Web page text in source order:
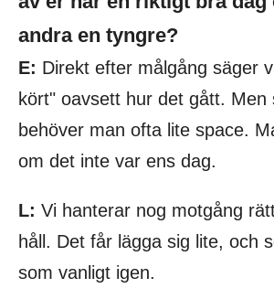
andra en tyngre?
E: Direkt efter målgång säger
kört" oavsett hur det gått. Men
behöver man ofta lite space.
om det inte var ens dag.
L: Vi hanterar nog motgång
håll. Det får lägga sig lite, och
som vanligt igen.